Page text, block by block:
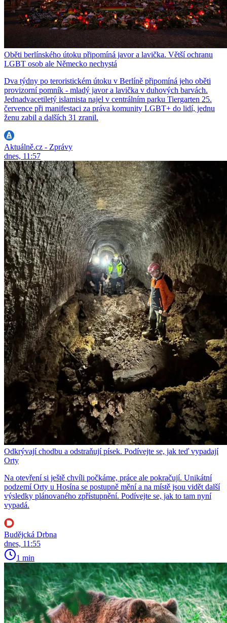
Oběti berlínského útoku připomíná javor a lavička. Větší ochranu
LGBT osob ale Německo nechystá
Dva týdny po teroristickém útoku v Berlíně připomíná jeho oběti
provizorní pomník - mladý javor a lavička v duhových barvách.
Jednadvacetiletý islamista najel v centrálním parku Tiergarten 25.
července při manifestaci za práva komunity LGBT+ do lidí, jednu
ženu zabil a dalších 31 zranil.
Aktuálně.cz - Zprávy
dnes, 11:57
Odkrývají chodbu a odstraňují písek. Podívejte se, jak teď vypadají
Orty
Na otevření si ještě chvíli počkáme, práce ale pokračují. Unikátní
podzemí Orty u Hosína se postupně mění a na místě jsou vidět další
výsledky plánovaného zpřístupnění. Podívejte se, jak to tam nyní
vypadá.
Budějcká Drbna
dnes, 11:55
1 min